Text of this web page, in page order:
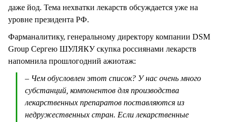
даже йод. Тема нехватки лекарств обсуждается уже на
уровне президента РФ.
Фарманалитику, генеральному директору компании DSM
Group Сергею ШУЛЯКУ скупка россиянами лекарств
напомнила прошлогодний ажиотаж:
– Чем обусловлен этот список? У нас очень много
субстанций, компонентов для производства
лекарственных препаратов поставляются из
недружественных стран. Если лекарственные